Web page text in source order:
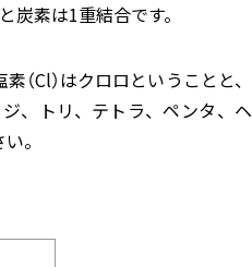
炭素は1重結合です。
（Cl）はクロロということと、
、トリ、テトラ、ペンタ、ヘ
。